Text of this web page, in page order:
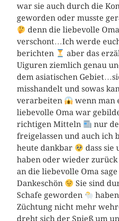
war sie auch durch die
geworden oder musste
denn die liebevolle
verschont…Ich werde
berichten
aber das
Uiguren ziemlich genau
dem asiatischen
misshandelt und sowas
verarbeiten
wenn man
liebevolle Oma war
richtigen Mitteln
nur
freigelassen und auch ich
heute dankbar
dass sie
haben oder wieder zurück
an die liebevolle Oma
Dankeschön
Sie sind
Schafe geworden
Züchtung nicht mehr
dreht sich der Spieß um